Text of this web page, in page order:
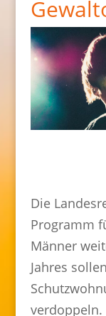
Die
Programm
Männer
Jahres
verdoppeln.